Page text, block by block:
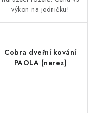
výkon na jedničku!
Cobra dveřní kování
PAOLA (nerez)